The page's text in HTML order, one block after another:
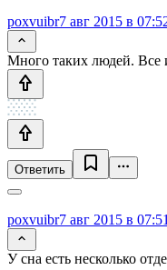
poxvuibr7 авг 2015 в
Много таких людей. Все
Ответить
poxvuibr7 авг 2015 в 07:51
У сна есть несколько